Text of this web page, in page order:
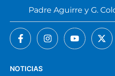
NOTICIAS
Padre Aguirre y G.